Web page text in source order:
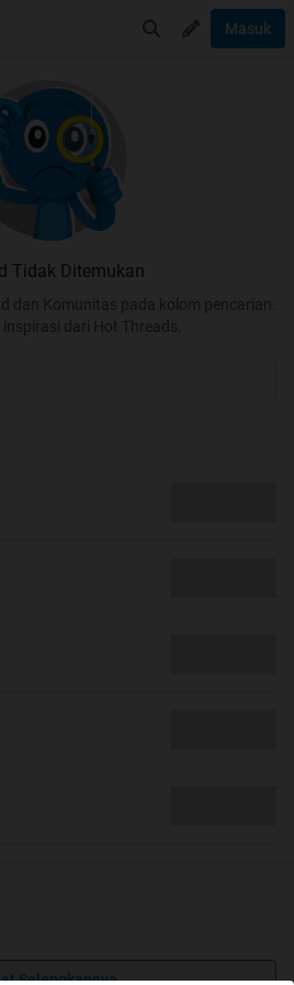
Masuk
Tidak Ditemukan
dan Komunitas pada kolom pencarian.
dari Hot Threads.
Selengkapnya